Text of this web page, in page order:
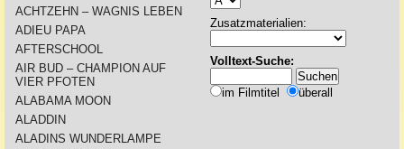
ACHTZEHN – WAGNIS LEBEN
ADIEU PAPA
AFTERSCHOOL
AIR BUD – CHAMPION AUF
VIER PFOTEN
ALABAMA MOON
ALADDIN
ALADINS WUNDERLAMPE
Zusatzmaterialien:
Volltext-Suche:
im Filmtitel überall